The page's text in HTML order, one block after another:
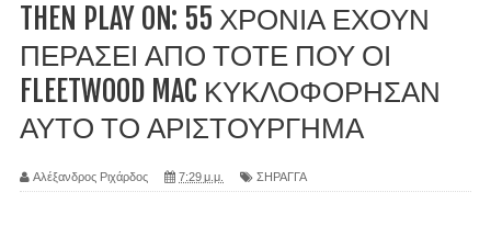
THEN PLAY ON: 55 ΧΡΟΝΙΑ ΕΧΟΥΝ
ΠΕΡΑΣΕΙ ΑΠΟ ΤΟΤΕ ΠΟΥ ΟΙ
FLEETWOOD MAC ΚΥΚΛΟΦΟΡΗΣΑΝ
ΑΥΤΟ ΤΟ ΑΡΙΣΤΟΥΡΓΗΜΑ
Αλέξανδρος Ριχάρδος 7:29 μ.μ. ΣΗΡΑΓΓΑ